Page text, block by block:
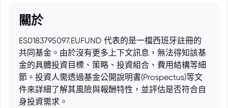
關於
ES0183795097.EUFUND 代表的是一檔西班牙註冊的
共同基金。由於沒有更多上下文訊息，無法得知該基
金的具體投資目標、策略、投資組合、費用結構等細
節。投資人需透過基金公開說明書(Prospectus)等文
件來詳細了解其風險與報酬特性，並評估是否符合自
身投資需求。